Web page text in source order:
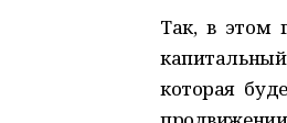
Так, в этом
которая